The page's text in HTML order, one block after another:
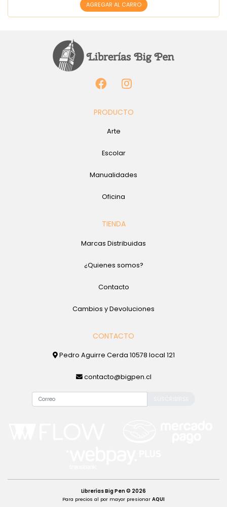
AGREGAR AL CARRO
PRODUCTO
Arte
Escolar
Manualidades
Oficina
TIENDA
Marcas Distribuidas
¿Quienes somos?
Contacto
Cambios y Devoluciones
CONTACTO
Pedro Aguirre Cerda 10578 local 121
contacto@bigpen.cl
Librerías Big Pen © 2026
Para precios al por mayor presionar AQUI